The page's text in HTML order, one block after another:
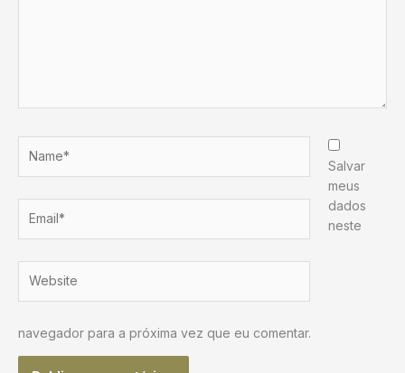
Salvar
meus
dados
neste
navegador para a próxima vez que eu comentar.